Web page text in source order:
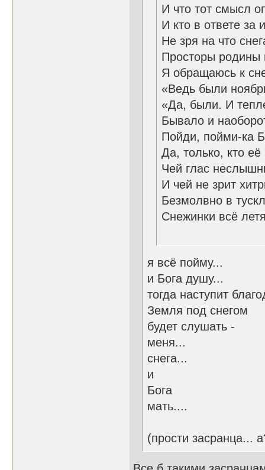
И что тот смысл
И кто в ответе за
Не зря на что
Просторы родины
Я обращаюсь к
«Ведь были
«Да, были. И
Бывало и
Пойди, пойми-ка
Да, только, кто
Чей глас
И чей не зрит
Безмолвно в
Снежинки всё
я всё пойму...
и Бога душу...
тогда наступит
Земля под снегом
будет слушать -
меня...
снега...
и
Бога
мать....
(прости засранца...